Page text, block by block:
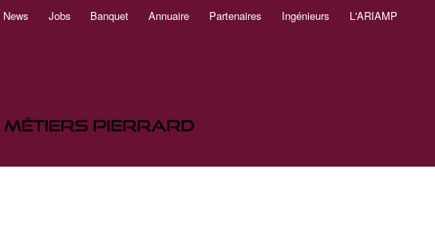
News Jobs Banquet Annuaire Partenaires Ingénieurs L'ARIAMP